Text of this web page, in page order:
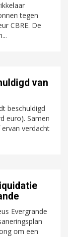
tegen
CBRE. De
van
beschuldigd
euro). Samen
verdacht
Evergrande
om een